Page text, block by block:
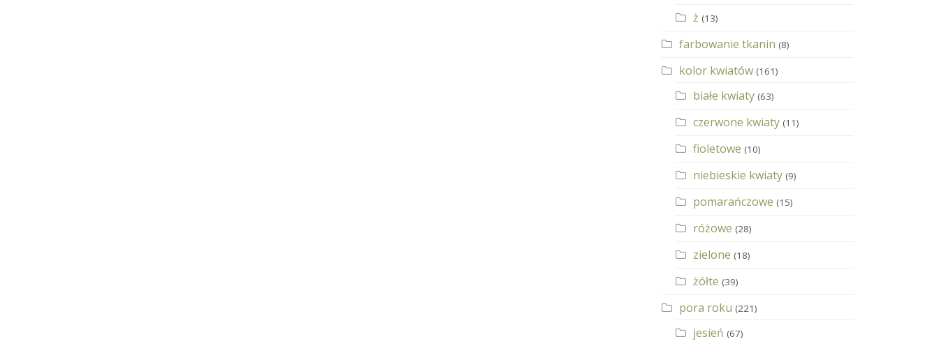
ż (13)
farbowanie tkanin (8)
kolor kwiatów (161)
białe kwiaty (63)
czerwone kwiaty (11)
fioletowe (10)
niebieskie kwiaty (9)
pomarańczowe (15)
różowe (28)
zielone (18)
żółte (39)
pora roku (221)
jesień (67)